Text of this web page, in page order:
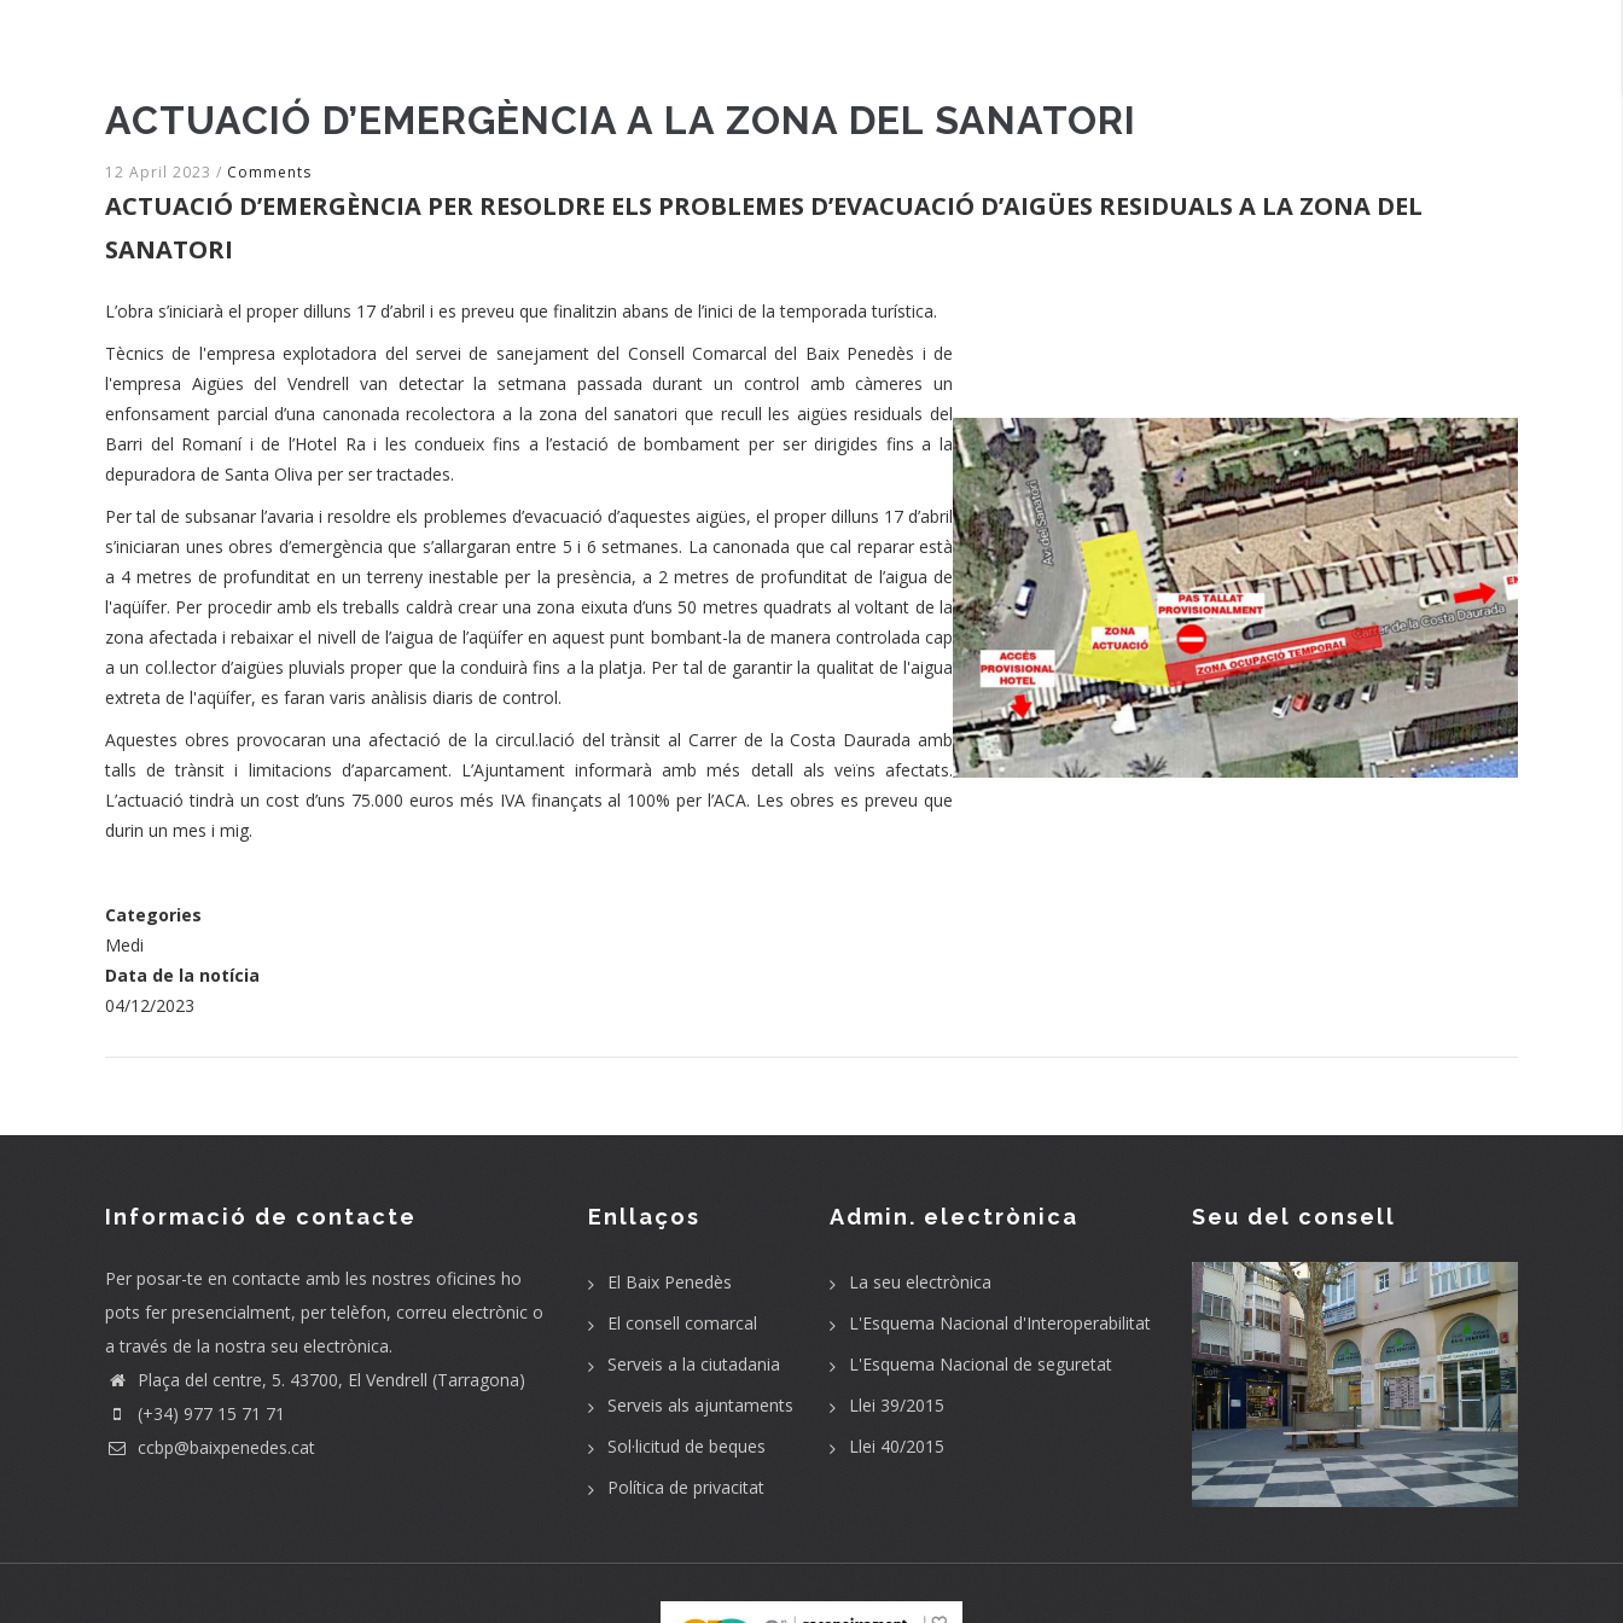
ACTUACIÓ D’EMERGÈNCIA A LA ZONA DEL SANATORI
12 April 2023 / Comments
ACTUACIÓ D’EMERGÈNCIA PER RESOLDRE ELS PROBLEMES D’EVACUACIÓ D’AIGÜES RESIDUALS A LA ZONA DEL
SANATORI
L’obra s’iniciarà el proper dilluns 17 d’abril i es preveu que finalitzin abans de l’inici de la temporada turística.
Tècnics de l'empresa explotadora del servei de sanejament del Consell Comarcal del Baix Penedès i de
l'empresa Aigües del Vendrell van detectar la setmana passada durant un control amb càmeres un
enfonsament parcial d’una canonada recolectora a la zona del sanatori que recull les aigües residuals del
Barri del Romaní i de l’Hotel Ra i les condueix fins a l’estació de bombament per ser dirigides fins a la
depuradora de Santa Oliva per ser tractades.
Per tal de subsanar l’avaria i resoldre els problemes d’evacuació d’aquestes aigües, el proper dilluns 17 d’abril
s’iniciaran unes obres d’emergència que s’allargaran entre 5 i 6 setmanes. La canonada que cal reparar està
a 4 metres de profunditat en un terreny inestable per la presència, a 2 metres de profunditat de l’aigua de
l'aqüífer. Per procedir amb els treballs caldrà crear una zona eixuta d’uns 50 metres quadrats al voltant de la
zona afectada i rebaixar el nivell de l’aigua de l’aqüífer en aquest punt bombant-la de manera controlada cap
a un col.lector d’aigües pluvials proper que la conduirà fins a la platja. Per tal de garantir la qualitat de l'aigua
extreta de l'aqüífer, es faran varis anàlisis diaris de control.
Aquestes obres provocaran una afectació de la circul.lació del trànsit al Carrer de la Costa Daurada amb
talls de trànsit i limitacions d’aparcament. L’Ajuntament informarà amb més detall als veïns afectats.
L’actuació tindrà un cost d’uns 75.000 euros més IVA finançats al 100% per l’ACA. Les obres es preveu que
durin un mes i mig.
Categories
Medi
Data de la notícia
04/12/2023
Informació de contacte
Per posar-te en contacte amb les nostres oficines ho
pots fer presencialment, per telèfon, correu electrònic o
a través de la nostra seu electrònica.
Plaça del centre, 5. 43700, El Vendrell (Tarragona)
(+34) 977 15 71 71
ccbp@baixpenedes.cat
Enllaços
El Baix Penedès
El consell comarcal
Serveis a la ciutadania
Serveis als ajuntaments
Sol·licitud de beques
Política de privacitat
Admin. electrònica
La seu electrònica
L'Esquema Nacional d'Interoperabilitat
L'Esquema Nacional de seguretat
Llei 39/2015
Llei 40/2015
Seu del consell